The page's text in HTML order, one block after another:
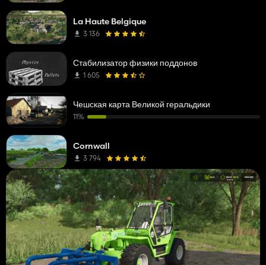
La Haute Belgique
3 136
Стабилизатор физики поддонов
1 605
Чешская карта Великой геральдики
11%
Cornwall
3 794